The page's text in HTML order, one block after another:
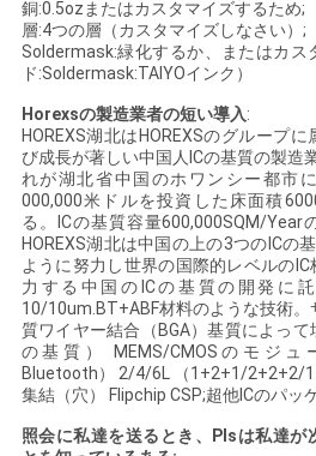
ニ
ュ
ー
ス
引
用
を
要
銅:0.5ozまたはカスタマイズするため;
層:4つの層（カスタマイズしなさい）;
Soldermask:緑化するか、またはカス
ド:Soldermask:TAIYOインク）
Horexsの製造業者の短い導入:
HOREXS湖北はHOREXSのグループ
び成長が著しい中国人ICの基質の製造
れが湖北省中国のホワンシー都市
000,000米ドルを投資した床面積
る。ICの基質容量600,000SQM/Year
HOREXS湖北は中国の上の3つのICの
ように努力し世界の国際的レベルの
力する中国のICの基質の開発に
10/10um.BT+ABF材料のような技術
質ワイヤー結合（BGA）基質によっ
の基質） MEMS/CMOSのモジュ
Bluetooth） 2/4/6L （1+2+1/2+2+2/
集結（穴） Flipchip CSP;超他ICのパッ
照会に私達を送るとき、Plsは私達が